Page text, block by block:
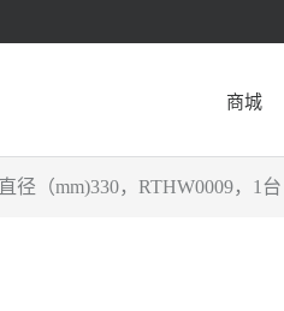
商城
径（mm)330，RTHW0009，1台